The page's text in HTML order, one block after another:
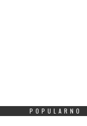
POPULARNO